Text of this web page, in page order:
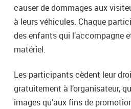
causer de dommages aux
à leurs véhicules. Chaque
des enfants qui l’accompagne
matériel.
Les participants cèdent leur
gratuitement à l’organisateur,
images qu’aux fins de